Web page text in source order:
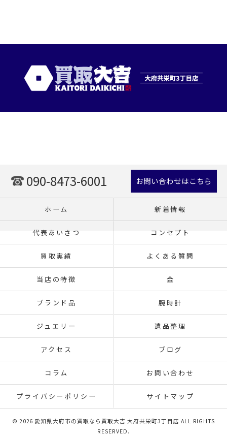
090-8473-6001 お問い合わせはこちら
ホーム 新着情報
代表あいさつ コンセプト
買取実績 よくある質問
当店の特徴 金
ブランド品 腕時計
ジュエリー 遺品整理
アクセス ブログ
コラム お問い合わせ
プライバシーポリシー サイトマップ
© 2026 愛知県大府市の買取なら買取大吉 大府共栄町3丁目店 ALL RIGHTS
RESERVED.